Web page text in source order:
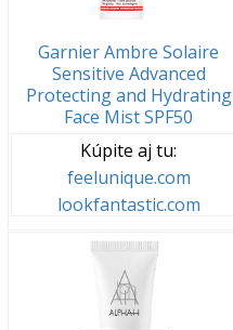
Garnier Ambre Solaire
Sensitive Advanced
Protecting and Hydrating
Face Mist SPF50
Kúpite aj tu:
feelunique.com
lookfantastic.com